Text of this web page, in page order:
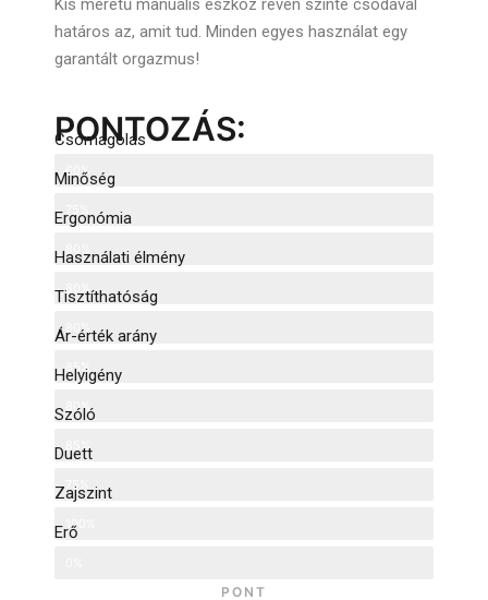
Kis méretű manuális eszköz révén szinte csodával
határos az, amit tud. Minden egyes használat egy
garantált orgazmus!
PONTOZÁS:
Csomagolás
60%
Minőség
Ergonómia
Használati élmény
80%
Tisztíthatóság
80%
Ár-érték arány
85%
Helyigény
80%
Szóló
85%
Duett
75%
Zajszint
100%
Erő
PONT